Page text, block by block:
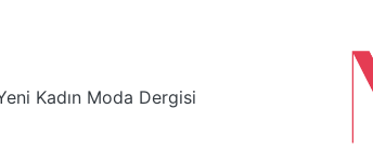
Kadın Moda Dergisi